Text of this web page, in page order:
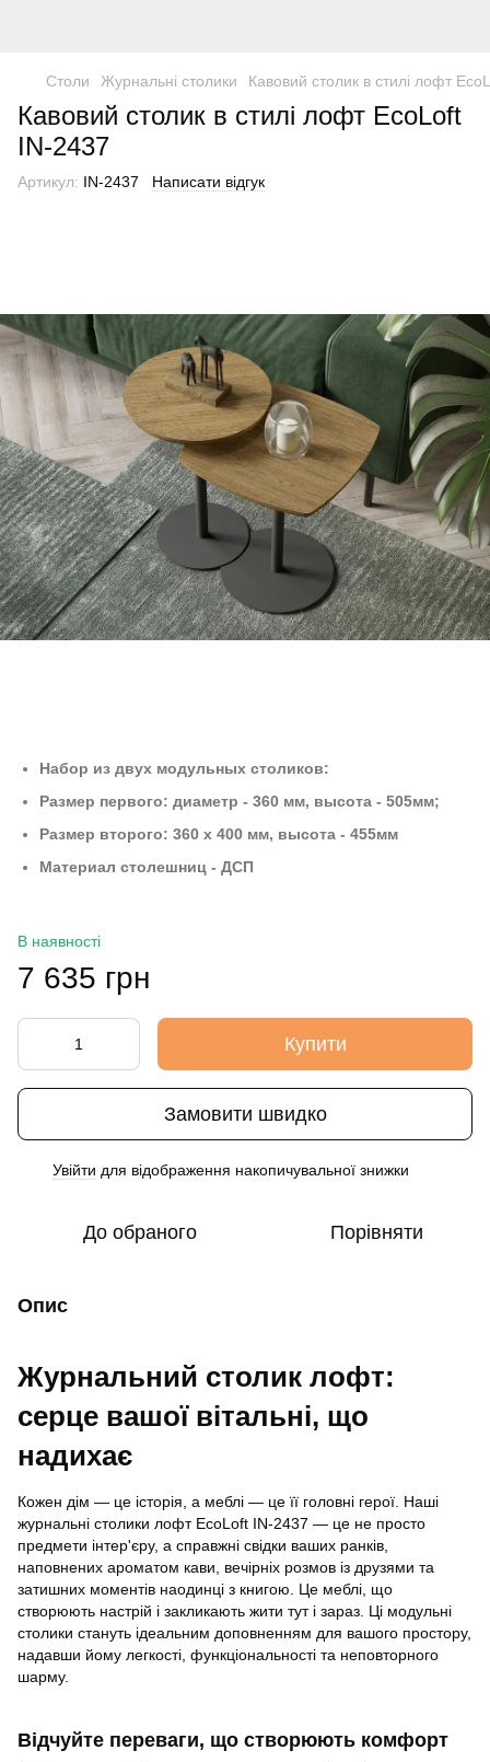
Столи Журнальні столики Кавовий столик в стилі лофт
Кавовий столик в стилі лофт EcoLoft
IN-2437
Артикул: IN-2437 Написати відгук
Набор из двух модульных столиков:
Размер первого: диаметр - 360 мм, высота - 505мм;
Размер второго: 360 х 400 мм, высота - 455мм
Материал столешниц - ДСП
В наявності
7 635 грн
Купити
Замовити швидко
Увійти для відображення накопичувальної знижки
До обраного Порівняти
Опис
Журнальний столик лофт:
серце вашої вітальні, що
надихає
Кожен дім — це історія, а меблі — це її головні герої. Наші
журнальні столики лофт EcoLoft IN-2437 — це не просто
предмети інтер'єру, а справжні свідки ваших ранків,
наповнених ароматом кави, вечірніх розмов із друзями та
затишних моментів наодинці з книгою. Це меблі, що
створюють настрій і закликають жити тут і зараз. Ці модульні
столики стануть ідеальним доповненням для вашого простору,
надавши йому легкості, функціональності та неповторного
шарму.
Відчуйте переваги, що створюють комфорт